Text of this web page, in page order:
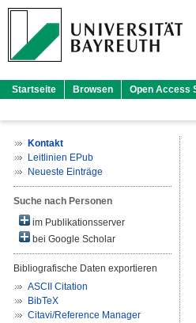
Startseite Browsen Open Access
Kontakt
Leitlinien EPub
Neueste Einträge
Suche nach Personen
im Publikationsserver
bei Google Scholar
Bibliografische Daten exportieren
ASCII Citation
BibTeX
Citavi/Reference Manager